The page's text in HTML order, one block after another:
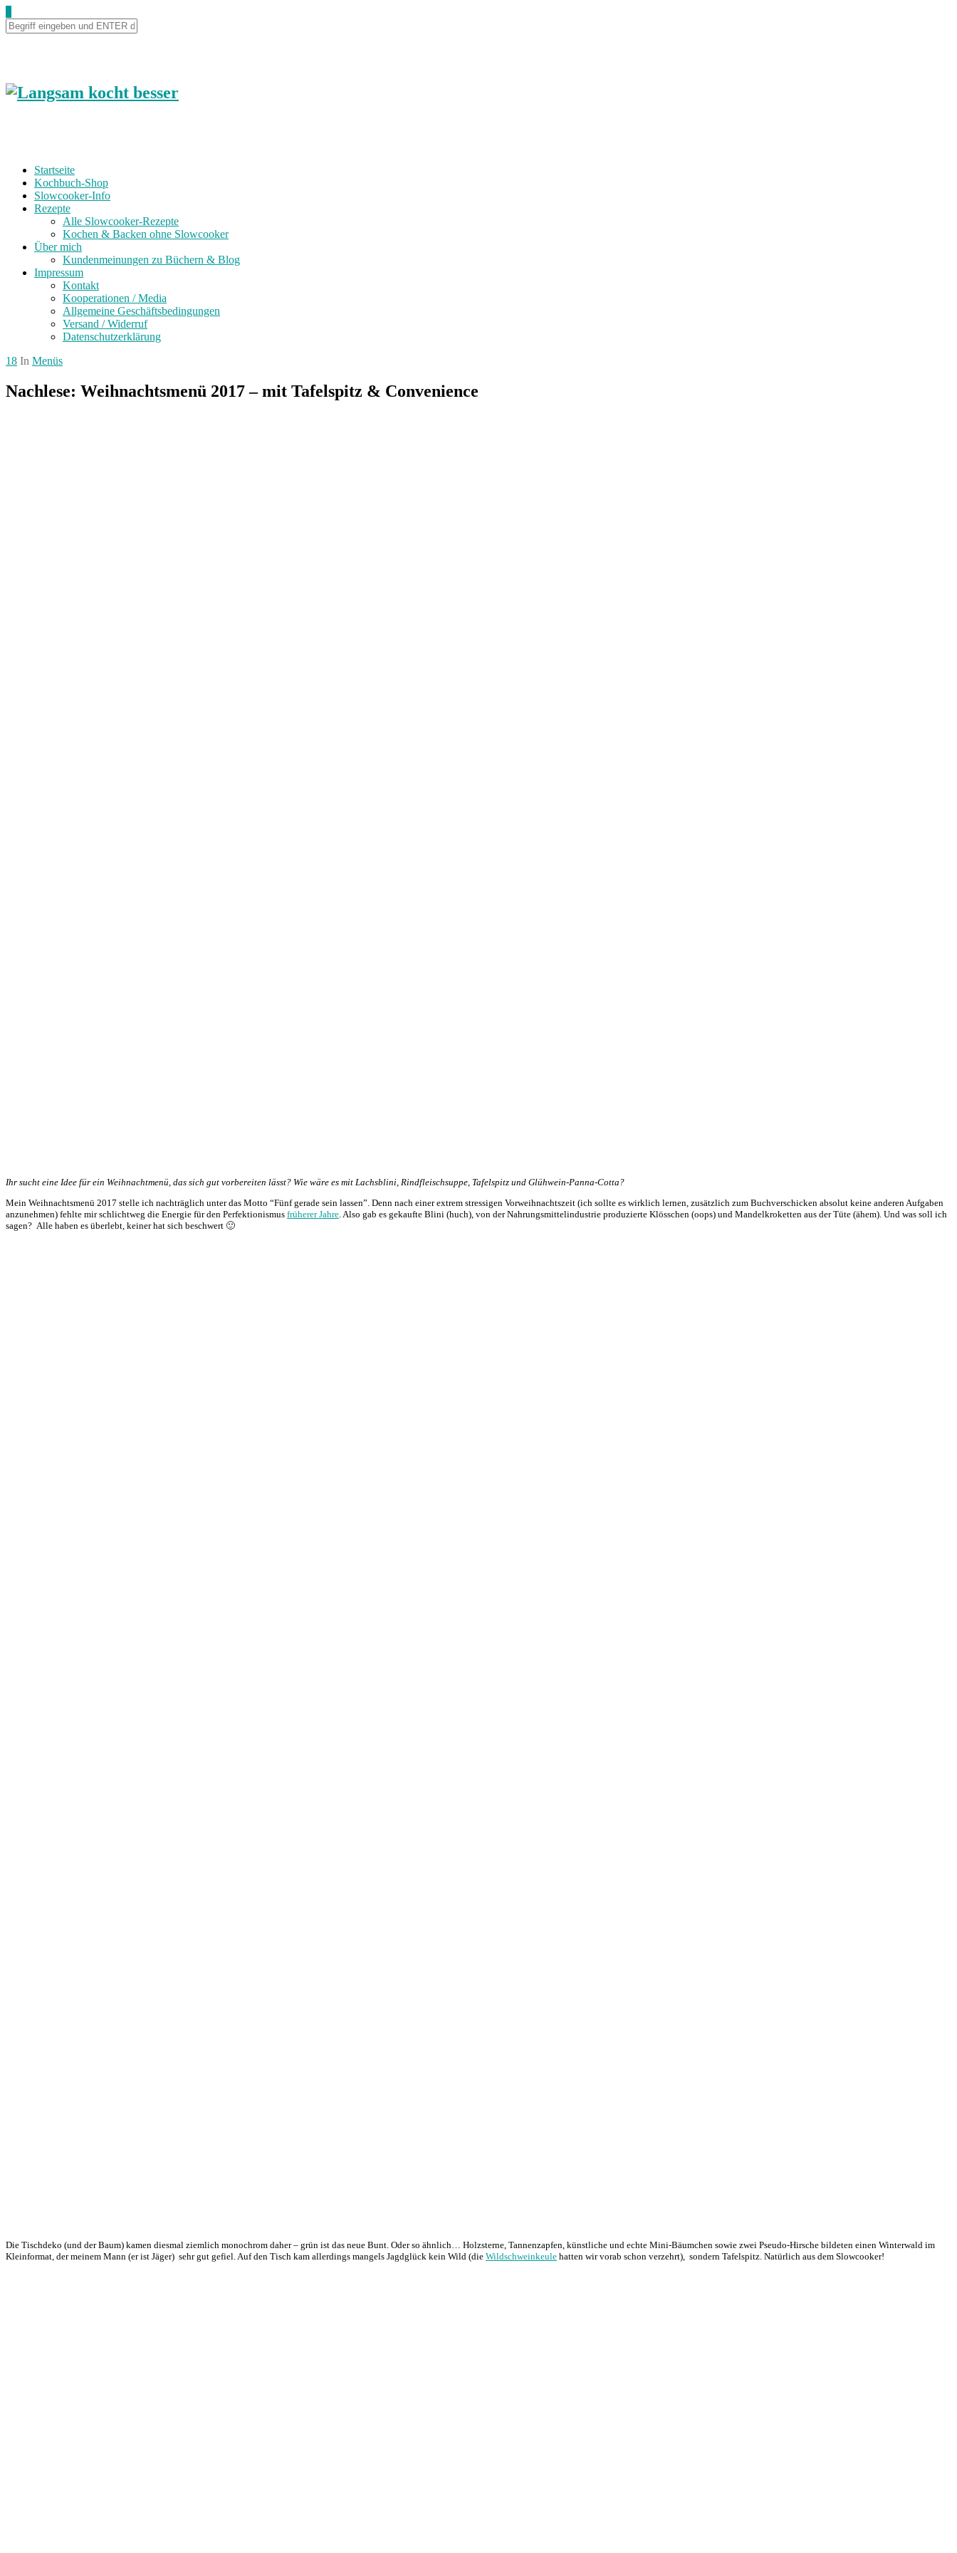
Startseite
Kochbuch-Shop
Slowcooker-Info
Rezepte
Alle Slowcooker-Rezepte
Kochen & Backen ohne Slowcooker
Über mich
Kundenmeinungen zu Büchern & Blog
Impressum
Kontakt
Kooperationen / Media
Allgemeine Geschäftsbedingungen
Versand / Widerruf
Datenschutzerklärung
18 In Menüs
Nachlese: Weihnachtsmenü 2017 – mit Tafelspitz & Convenience
Ihr sucht eine Idee für ein Weihnachtmenü, das sich gut vorbereiten lässt? Wie wäre es mit Lachsblini, Rindfleischsuppe, Tafelspitz und Glühwein-Panna-Cotta?
Mein Weihnachtsmenü 2017 stelle ich nachträglich unter das Motto “Fünf gerade sein lassen”. Denn nach einer extrem stressigen Vorweihnachtszeit (ich sollte es wirklich lernen, zusätzlich zum Buchverschicken absolut keine anderen Aufgaben
anzunehmen) fehlte mir schlichtweg die Energie für den Perfektionismus früherer Jahre . Also gab es gekaufte Blini (huch), von der Nahrungsmittelindustrie produzierte Klösschen (oops) und Mandelkroketten aus der Tüte (ähem). Und was soll ich
sagen? Alle haben es überlebt, keiner hat sich beschwert 🙂
Die Tischdeko (und der Baum) kamen diesmal ziemlich monochrom daher – grün ist das neue Bunt. Oder so ähnlich… Holzsterne, Tannenzapfen, künstliche und echte Mini-Bäumchen sowie zwei Pseudo-Hirsche bildeten einen Winterwald im
Kleinformat, der meinem Mann (er ist Jäger) sehr gut gefiel. Auf den Tisch kam allerdings mangels Jagdglück kein Wild (die Wildschweinkeule hatten wir vorab schon verzehrt), sondern Tafelspitz. Natürlich aus dem Slowcooker!